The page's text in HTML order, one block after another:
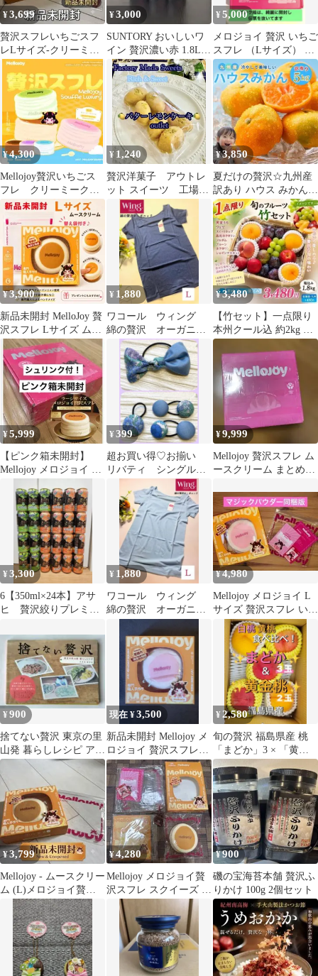
¥3,699
贅沢スフレいちごスフ
レLサイズ-クリーミー
クリーム
¥3,000
SUNTORY おいしいワ
イン 贅沢濃い赤 1.8L
x3
¥5,000
メロジョイ 贅沢 いちご
スフレ （Lサイズ） ピ
ンク箱で発送‼️
¥4,300
Mellojoy贅沢いちごス
フレ クリーミークリ
ーム 水感
¥ 1,240
贅沢洋菓子 アウトレ
ット スイーツ 工場直
売 バター レモン ケー
キ 訳ありお得
¥3,850
夏だけの贅沢☆九州産
訳あり ハウス みかん
5kg397
¥ 3,900
新品未開封 MelloJoy 贅
沢スフレ Lサイズ ムー
ス 替え袋付き
¥ 1,880
ワコール ウィング
綿の贅沢 オーガニッ
ク 薄手 抗菌防臭加
工 ネイビー L
¥3,480
【竹セット】一点限り
本州クール込 約2kg 家
庭用旬の贅沢果実
¥5,999
【ピンク箱未開封】
Mellojoy メロジョイ 贅
¥399
超お買い得♡お揃い
リバティ シングルリ
ボン、くるみボタン
贅沢4個セット
¥9,999
Mellojoy 贅沢スフレ ム
ースクリーム まとめ売
¥3,300
6【350ml×24本】アサ
ヒ 贅沢絞りプレミア
¥ 1,880
ワコール ウィング
綿の贅沢 オーガニッ
工 ターコイズ L
¥4,980
Mellojoy メロジョイ L
サイズ 贅沢スフレ いち
ご クリーミークリーム
¥900
捨てない贅沢 東京の里
山発 暮らしレシピ アズ
マカナコ けやき出版
現在 ¥3,500
新品未開封 Mellojoy メ
ロジョイ 贅沢スフレ
（いちごスフレ）Ｌサ
イズ
¥ 2,580
旬の贅沢 福島県産 桃
「まどか」3 × 「黄金
桃」2 食べ比べ 訳あ
り・家庭用
¥3,799
Mellojoy - ムースクリー
ム (L)メロジョイ贅沢
スフレ
¥4,280
Mellojoy メロジョイ贅
沢スフレ スクイーズ プ
レーン付属品付きミデ
ィアム
¥900
磯の宝海苔本舗 贅沢ふ
りかけ 100g 2個セット